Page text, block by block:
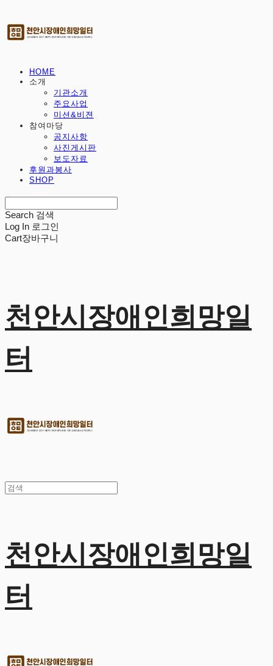
HOME
소개
기관소개
주요사업
미션&비젼
참여마당
공지사항
사진게시판
보도자료
후원과봉사
SHOP
Search 검색
Log In 로그인
Cart장바구니
천안시장애인희망일
터
천안시장애인희망일
터